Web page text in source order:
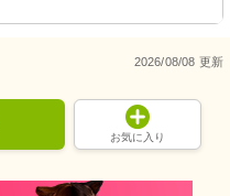
2026/08/08 更新
お気に入り